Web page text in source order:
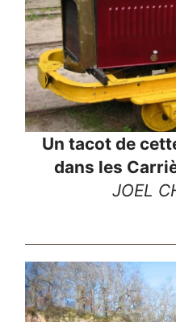
Un tacot de
dans les
JOEL